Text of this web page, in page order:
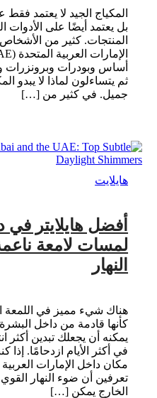
المكياج الجيد لا يعتمد فقط
بل يعتمد أيضًا على الأدوات
المنتجات. كثير من
أساس وبودرات وبرونزرات
ثم يتساءلون لماذا لا يبدو
جميل. في كثير من […]
هايلايت
أفضل هايلايتر في
لمسات لامعة
النهار
هناك شيء مميز في اللمعة
كأنها قادمة من داخل البشرة
يمكنه أن يجعلك تبدين أكثر
في أكثر الأيام ازدحامًا.
تعرفين أن ضوء النهار
الخارج يمكن […]